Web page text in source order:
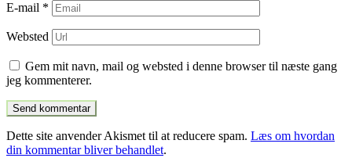
E-mail *
Websted
Gem mit navn, mail og websted i denne browser til næste gang
jeg kommenterer.
Dette site anvender Akismet til at reducere spam. Læs om hvordan
din kommentar bliver behandlet.